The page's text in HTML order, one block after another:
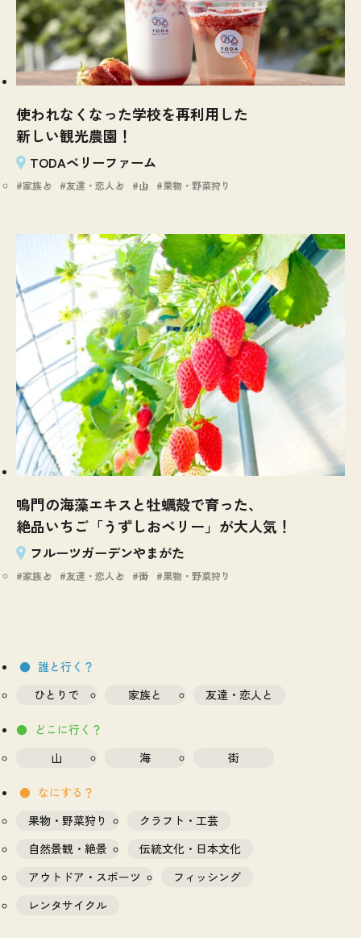
誰と行く？
ひとりで
家族と 友達・恋人と
どこに行く？
山
海 街
なにする？
果物・野菜狩り
クラフト・工芸
自然景観・絶景
伝統文化・日本文化
アウトドア・スポーツ
フィッシング
レンタサイクル
使われなくなった学校を再利用した
新しい観光農園！
TODAベリーファーム
家族と 友達・恋人と 山 果物・野菜狩り
鳴門の海藻エキスと牡蠣殻で育った、
絶品いちご「うずしおベリー」が大人気！
フルーツガーデンやまがた
家族と 友達・恋人と 街 果物・野菜狩り